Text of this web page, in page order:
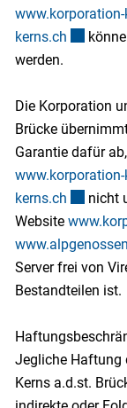
www.korporation-
kerns.ch
werden.
Die Korporation
Brücke
Garantie dafür
www.korporation-
kerns.ch
nicht
Website
Server frei von
Bestandteilen ist.
Jegliche Haftung
Kerns a.d.st.